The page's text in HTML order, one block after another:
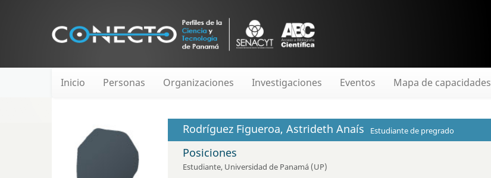
Inicio Personas Organizaciones Investigaciones Eventos Mapa de capacidades
Rodríguez Figueroa, Astrideth Anaís Estudiante de pregrado
Posiciones
Estudiante, Universidad de Panamá (UP)